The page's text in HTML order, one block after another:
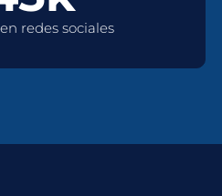
redes sociales